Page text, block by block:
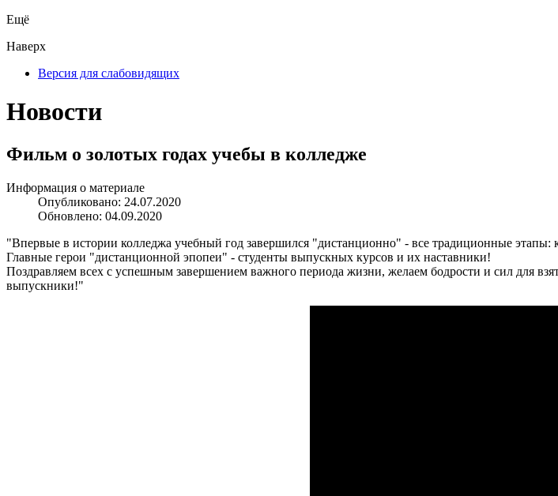
Ещё
Наверх
Версия для слабовидящих
Новости
Фильм о золотых годах учебы в колледже
Информация о материале
Опубликовано: 24.07.2020
Обновлено: 04.09.2020
"Впервые в истории колледжа учебный год завершился "дистанционно" - все традиционные
Главные герои "дистанционной эпопеи" - студенты выпускных курсов и их наставники!
Поздравляем всех с успешным завершением важного периода жизни, желаем бодрости и сил для
выпускники!"